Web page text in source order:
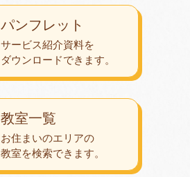
教室一覧
お住まいのエリアの
教室を検索できます。
パンフレット
サービス紹介資料を
ダウンロードできます。